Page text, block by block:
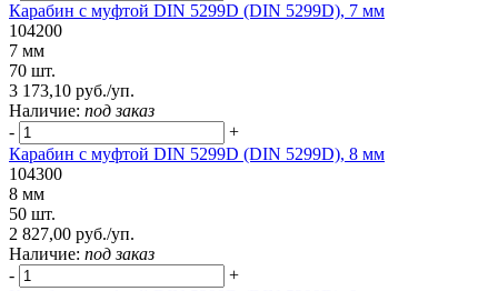
Карабин с муфтой DIN 5299D (DIN 5299D), 7 мм
104200
7 мм
70 шт.
3 173,10 руб./уп.
Наличие: под заказ
-
+
Карабин с муфтой DIN 5299D (DIN 5299D), 8 мм
104300
8 мм
50 шт.
2 827,00 руб./уп.
Наличие: под заказ
-
+